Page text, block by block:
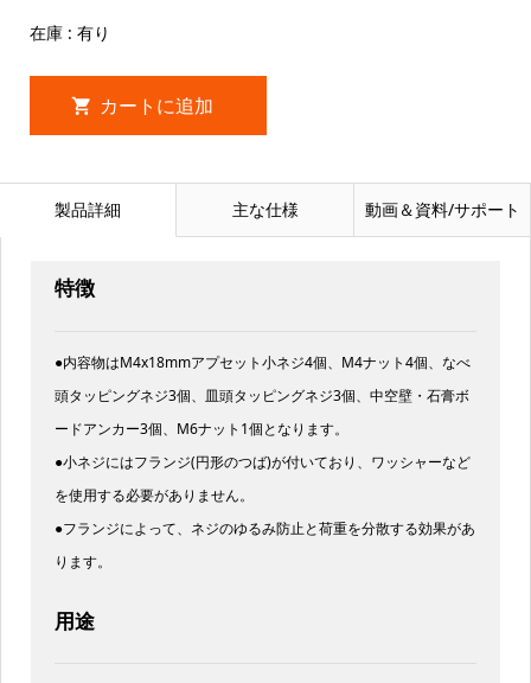
在庫 : 有り
製品詳細 主な仕様 動画＆資料/サポート
特徴
●内容物はM4x18mmアプセット小ネジ4個、M4ナット4個、なべ
頭タッピングネジ3個、皿頭タッピングネジ3個、中空壁・石膏ボ
ードアンカー3個、M6ナット1個となります。
●小ネジにはフランジ(円形のつば)が付いており、ワッシャーなど
を使用する必要がありません。
●フランジによって、ネジのゆるみ防止と荷重を分散する効果があ
ります。
用途